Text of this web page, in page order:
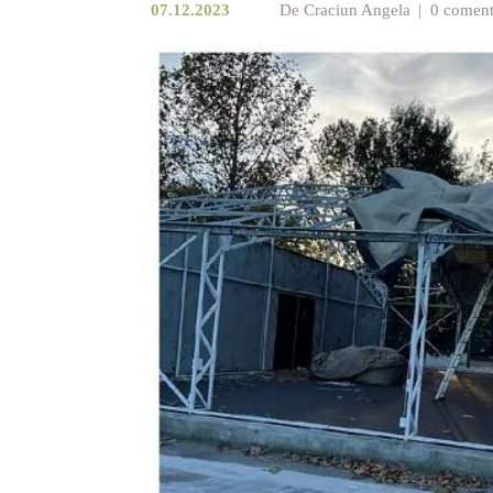
07.12.2023 De Craciun Angela 0